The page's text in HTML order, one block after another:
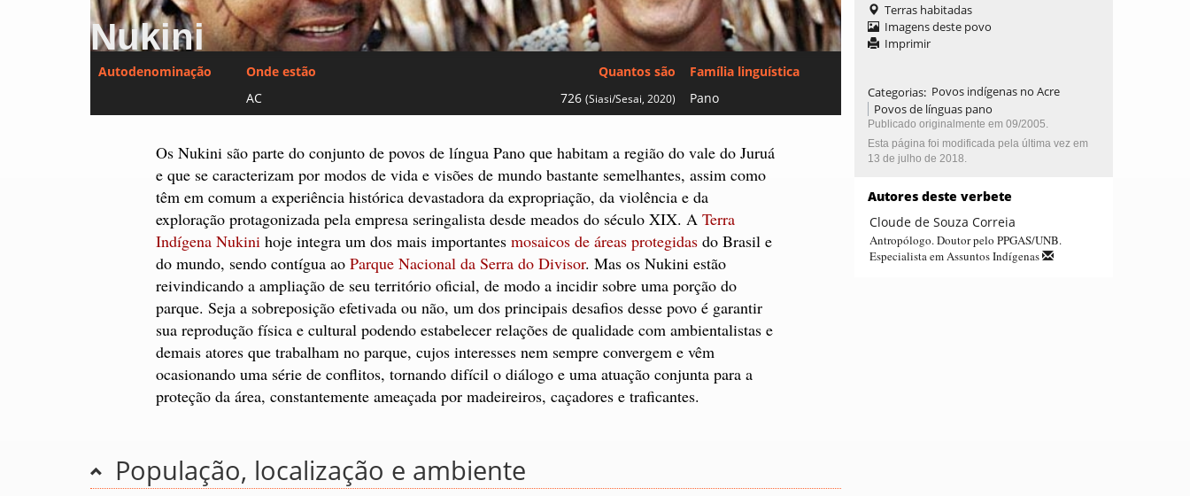
Nukini
Autodenominação Onde estão
Quantos são
AC
726(Siasi/Sesai, 2020)
Família linguística
Pano
Os Nukini são parte do conjunto de povos de língua Pano que habitam a região do vale do Juruá
e que se caracterizam por modos de vida e visões de mundo bastante semelhantes, assim como
têm em comum a experiência histórica devastadora da expropriação, da violência e da
exploração protagonizada pela empresa seringalista desde meados do século XIX. A Terra
Indígena Nukinihoje integra um dos mais importantes mosaicos de áreas protegidasdo Brasil e
do mundo, sendo contígua ao Parque Nacional da Serra do Divisor. Mas os Nukini estão
reivindicando a ampliação de seu território oficial, de modo a incidir sobre uma porção do
parque. Seja a sobreposição efetivada ou não, um dos principais desafios desse povo é garantir
sua reprodução física e cultural podendo estabelecer relações de qualidade com ambientalistas e
demais atores que trabalham no parque, cujos interesses nem sempre convergem e vêm
ocasionando uma série de conflitos, tornando difícil o diálogo e uma atuação conjunta para a
proteção da área, constantemente ameaçada por madeireiros, caçadores e traficantes.
População, localização e ambiente
Terras habitadas
Imagens deste povo
Imprimir
Categorias: Povos indígenas no Acre
Povos de línguas pano
Publicado originalmente em 09/2005.
Esta página foi modificada pela última vez em
13 de julho de 2018.
Autores deste verbete
Cloude de Souza Correia
Antropólogo. Doutor pelo PPGAS/UNB.
Especialista em Assuntos Indígenas